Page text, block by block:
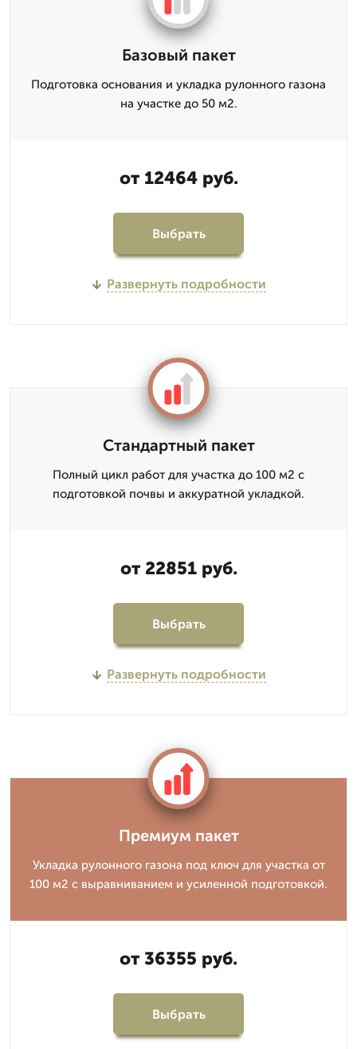
Базовый пакет
Подготовка основания и укладка рулонного газона
на участке до 50 м2.
от 12464 руб.
Выбрать
Развернуть подробности
Стандартный пакет
Полный цикл работ для участка до 100 м2 с
подготовкой почвы и аккуратной укладкой.
от 22851 руб.
Выбрать
Развернуть подробности
Премиум пакет
Укладка рулонного газона под ключ для участка от
100 м2 с выравниванием и усиленной подготовкой.
от 36355 руб.
Выбрать